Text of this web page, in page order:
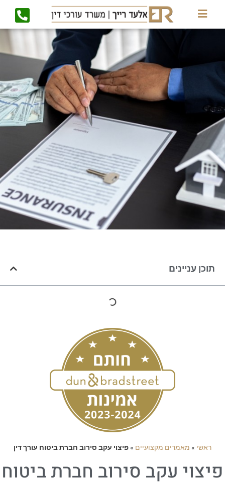
עניינים
»מאמרים מקצועיים»פיצוי עקב סירוב חברת ביטוח עורך דין
עקב סירוב חברת ביטוח